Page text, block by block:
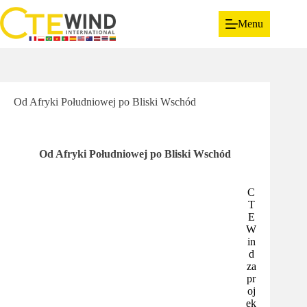
Menu
Od Afryki Południowej po Bliski Wschód
Od Afryki Południowej po Bliski Wschód
C
T
E
W
in
d
za
pr
oj
ek